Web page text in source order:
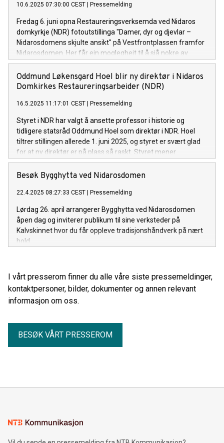
10.6.2025 07:30:00 CEST | Pressemelding
Fredag 6. juni opna Restaureringsverksemda ved Nidaros
domkyrkje (NDR) fotoutstillinga "Damer, dyr og djevlar –
Nidarosdomens skjulte ansikt" på Vestfrontplassen framfor
Nidarosdomen. Her får ein moglegheit til å sjå nokre av
katedralens mest særeigne skulpturar på nært hold for
fyrste gong.
Oddmund Løkensgard Hoel blir ny direktør i Nidaros
Domkirkes Restaureringsarbeider (NDR)
16.5.2025 11:17:01 CEST | Pressemelding
Styret i NDR har valgt å ansette professor i historie og
tidligere statsråd Oddmund Hoel som direktør i NDR. Hoel
tiltrer stillingen allerede 1. juni 2025, og styret er svært glad
for at ny direktør er på plass så raskt. Styret mener
Oddmund Hoel er rett mann til å lede arbeidet med å ta vare
på og utvikle Nidarosdomen, Erkebispegården og den unike
til å lede den statlige pilegrimssatsningen i vår tid og fram
Besøk Bygghytta ved Nidarosdomen
22.4.2025 08:27:33 CEST | Pressemelding
Lørdag 26. april arrangerer Bygghytta ved Nidarosdomen
åpen dag og inviterer publikum til sine verksteder på
Kalvskinnet hvor du får oppleve tradisjonshåndverk på nært
hold.
I vårt presserom finner du alle våre siste pressemeldinger,
kontaktpersoner, bilder, dokumenter og annen relevant
informasjon om oss.
BESØK VÅRT PRESSEROM